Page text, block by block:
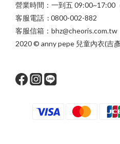
營業時間：一到五 09:00~17:00
客服電話 : 0800-002-882
客服信箱：bhz@cheoris.com.tw
2020 © anny pepe 兒童內衣(吉